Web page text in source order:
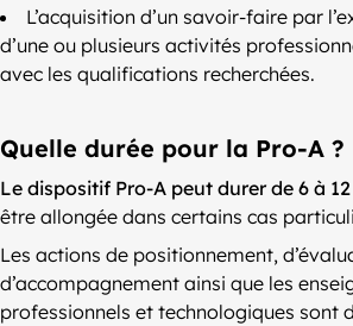
L’acquisition d’un savoir-faire par
d’une ou plusieurs activités
avec les qualifications recherchées.
Quelle durée pour la Pro-A ?
Le dispositif Pro-A peut durer de 6 à
être allongée dans certains cas
Les actions de positionnement,
d’accompagnement ainsi que les
professionnels et technologiques sont